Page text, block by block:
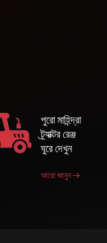
পুরো মাহিন্দ্রা
ট্র্যাক্টর রেঞ্জ
ঘুরে দেখুন
আরো জানুন